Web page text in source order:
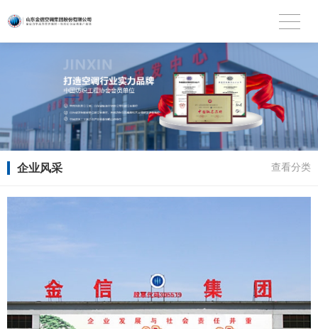
企业风采 查看分类